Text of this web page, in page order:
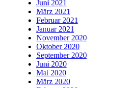
Juni 2021
März 2021
Februar 2021
Januar 2021
November 2020
Oktober 2020
September 2020
Juni 2020
Mai 2020
März 2020